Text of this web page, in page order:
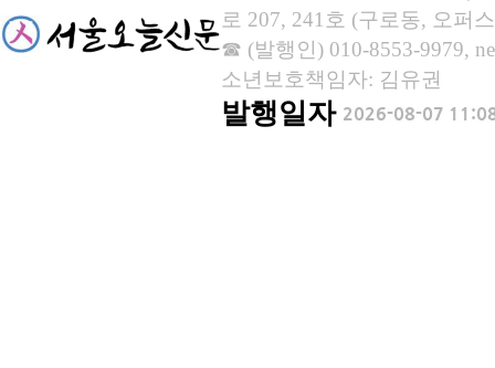
로 207, 241호 (구로동, 오퍼
☎ (발행인) 010-8553-9979,
소년보호책임자: 김유권
발행일자